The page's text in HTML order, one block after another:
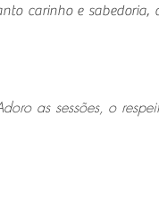
carinho e
as sessões, o